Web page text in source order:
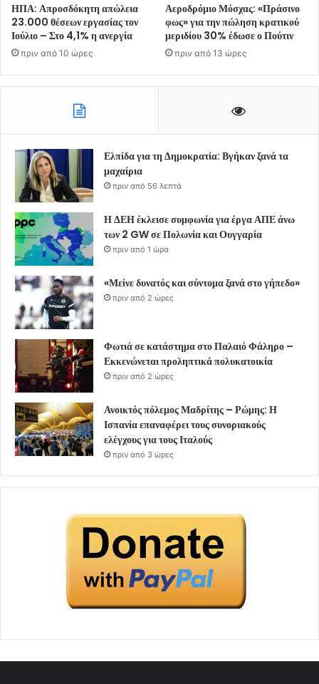
ΗΠΑ: Απροσδόκητη απώλεια
23.000 θέσεων εργασίας τον
Ιούλιο – Στο 4,1% η ανεργία
πριν από 10 ώρες
Αεροδρόμιο Μόσχας: «Πράσινο
φως» για την πώληση κρατικού
μεριδίου 30% έδωσε ο Πούτιν
πριν από 13 ώρες
Ελπίδα για τη Δημοκρατία: Βγήκαν ξανά τα
μαχαίρια
πριν από 56 λεπτά
Η ΔΕΗ έκλεισε συμφωνία για έργα ΑΠΕ άνω
των 2 GW σε Πολωνία και Ουγγαρία
πριν από 1 ώρα
«Μείνε δυνατός και σύντομα ξανά στο γήπεδο»
πριν από 2 ώρες
Φωτιά σε κατάστημα στο Παλαιό Φάληρο –
Εκκενώνεται προληπτικά πολυκατοικία
πριν από 2 ώρες
Ανοικτός πόλεμος Μαδρίτης – Ρώμης: Η
Ισπανία επαναφέρει τους συνοριακούς
ελέγχους για τους Ιταλούς
πριν από 3 ώρες